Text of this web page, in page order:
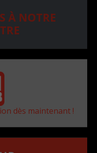
À NOTRE
dès maintenant !